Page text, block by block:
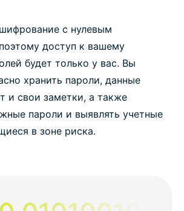
с нулевым
доступ к вашему
будет только у вас. Вы
хранить пароли, данные
и свои заметки, а также
пароли и выявлять учетные
в зоне риска.